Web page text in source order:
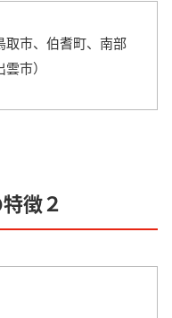
取市、伯耆町、南部
市）
徴２